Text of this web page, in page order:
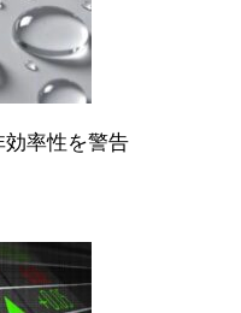
効率性を警告